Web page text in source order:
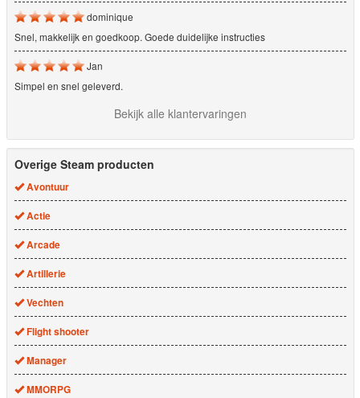
dominique
Snel, makkelijk en goedkoop. Goede duidelijke instructies
Jan
Simpel en snel geleverd.
Bekijk alle klantervaringen
Overige Steam producten
Avontuur
Actie
Arcade
Artillerie
Vechten
Flight shooter
Manager
MMORPG